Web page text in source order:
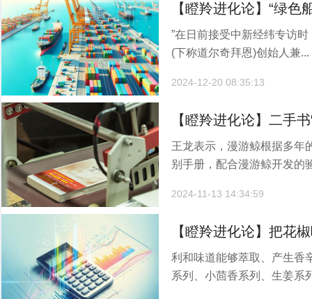
【瞪羚进化论】“绿色
围？
”在日前接受中新经纬专访
(下称道尔奇拜恩)创始人兼...
2024-12-20 08:35:13
【瞪羚进化论】二手
意？
王龙表示，漫游鲸根据多年
别手册，配合漫游鲸开发的
2024-11-13 14:34:59
【瞪羚进化论】把花
什么生意？
利和味道能够萃取、产生香
系列、小茴香系列、生姜系